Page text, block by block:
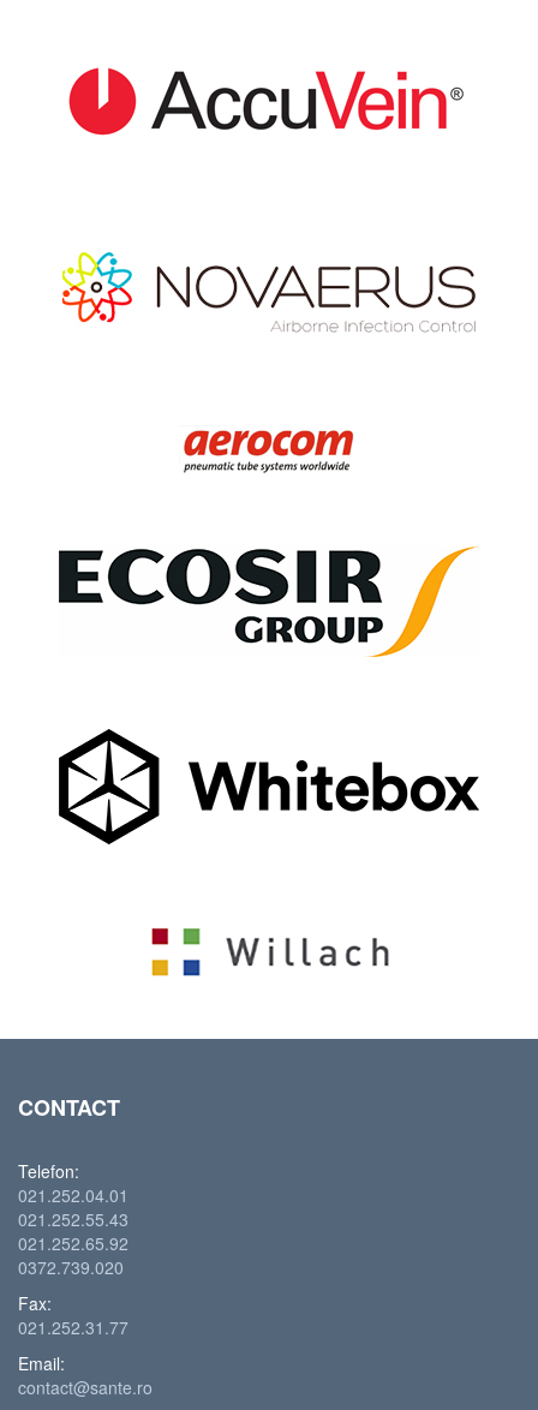
CONTACT
Telefon:
021.252.04.01
021.252.55.43
021.252.65.92
0372.739.020
Fax:
021.252.31.77
Email:
contact@sante.ro